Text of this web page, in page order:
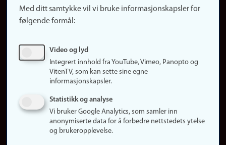
Finn studier
Ledige stillinger
Om nettstedet
Informasjonskapsler
Med ditt samtykke vil vi bruke informasjonskapsler for
følgende formål:
Video og lyd
Integrert innhold fra YouTube, Vimeo, Panopto og
VitenTV, som kan sette sine egne
informasjonskapsler.
Statistikk og analyse
Vi bruker Google Analytics, som samler inn
anonymiserte data for å forbedre nettstedets ytelse
og brukeropplevelse.